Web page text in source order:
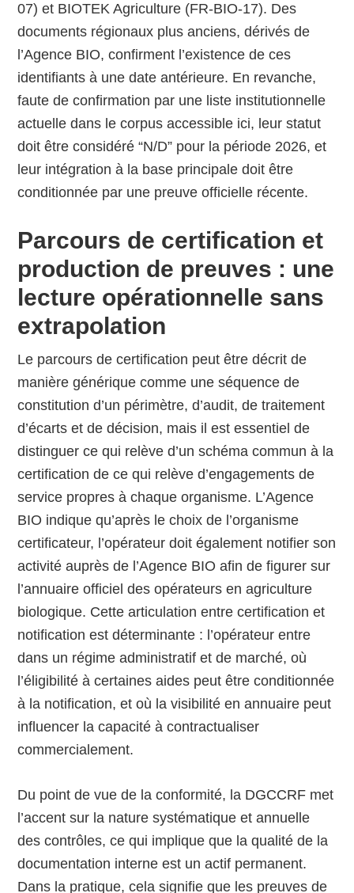
07) et BIOTEK Agriculture (FR-BIO-17). Des
documents régionaux plus anciens, dérivés de
l’Agence BIO, confirment l’existence de ces
identifiants à une date antérieure. En revanche,
faute de confirmation par une liste institutionnelle
actuelle dans le corpus accessible ici, leur statut
doit être considéré “N/D” pour la période 2026, et
leur intégration à la base principale doit être
conditionnée par une preuve officielle récente.
Parcours de certification et
production de preuves : une
lecture opérationnelle sans
extrapolation
Le parcours de certification peut être décrit de
manière générique comme une séquence de
constitution d’un périmètre, d’audit, de traitement
d’écarts et de décision, mais il est essentiel de
distinguer ce qui relève d’un schéma commun à la
certification de ce qui relève d’engagements de
service propres à chaque organisme. L’Agence
BIO indique qu’après le choix de l’organisme
certificateur, l’opérateur doit également notifier son
activité auprès de l’Agence BIO afin de figurer sur
l’annuaire officiel des opérateurs en agriculture
biologique. Cette articulation entre certification et
notification est déterminante : l’opérateur entre
dans un régime administratif et de marché, où
l’éligibilité à certaines aides peut être conditionnée
à la notification, et où la visibilité en annuaire peut
influencer la capacité à contractualiser
commercialement.
Du point de vue de la conformité, la DGCCRF met
l’accent sur la nature systématique et annuelle
des contrôles, ce qui implique que la qualité de la
documentation interne est un actif permanent.
Dans la pratique, cela signifie que les preuves de